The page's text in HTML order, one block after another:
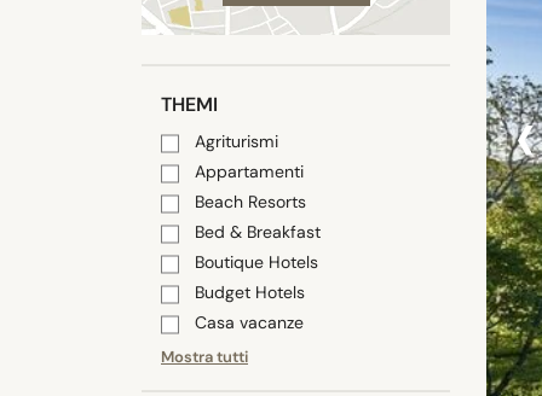
THEMI
Agriturismi
Appartamenti
Beach Resorts
Bed & Breakfast
Boutique Hotels
Budget Hotels
Casa vacanze
Mostra tutti
‹